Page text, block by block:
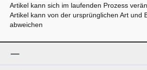
Artikel kann sich im laufenden Prozess
Artikel kann von der ursprünglichen Art und
abweichen